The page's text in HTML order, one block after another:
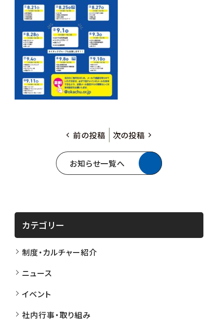
前の投稿 次の投稿
お知らせ一覧へ
カテゴリー
制度・カルチャー紹介
ニュース
イベント
社内行事・取り組み